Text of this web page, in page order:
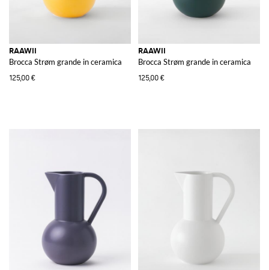
RAAWII
Brocca Strøm grande in ceramica
125,00 €
RAAWII
Brocca Strøm grande in ceramica
125,00 €